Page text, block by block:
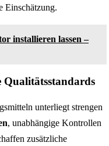
Einschätzung.
installieren lassen –
Qualitätsstandards
unterliegt strengen
, unabhängige Kontrollen
zusätzliche